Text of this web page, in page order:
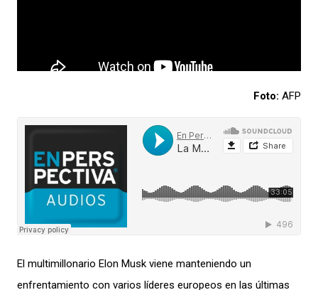
Foto: AFP
El multimillonario Elon Musk viene manteniendo un
enfrentamiento con varios líderes europeos en las últimas